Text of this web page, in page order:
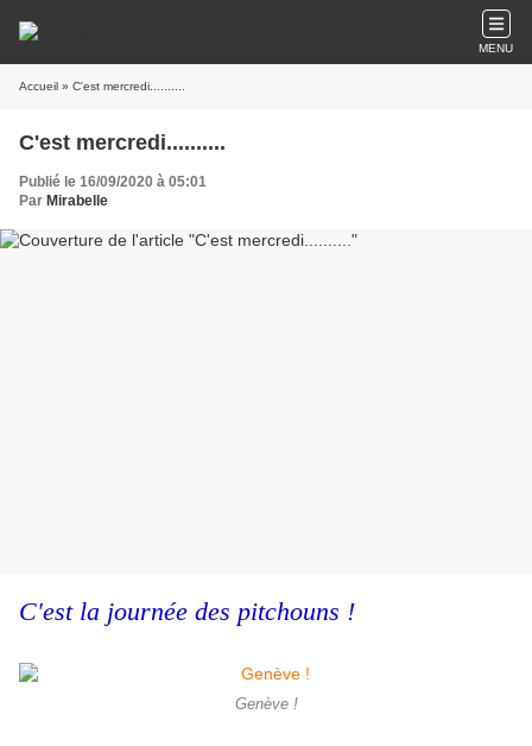
MENU
Accueil » C'est mercredi..........
C'est mercredi..........
Publié le 16/09/2020 à 05:01
Par Mirabelle
C'est la journée des pitchouns !
Genève !